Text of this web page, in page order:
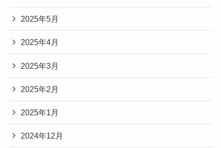
2025年5月
2025年4月
2025年3月
2025年2月
2025年1月
2024年12月